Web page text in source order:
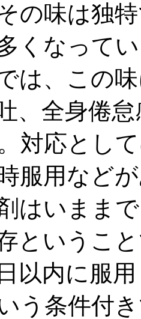
の味は独
くなって
は、この
、全身倦
対応とし
服用など
はいまま
というこ
以内に服
う条件付